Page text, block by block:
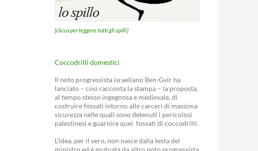
[clicca per leggere tutti gli spilli]
Coccodrilli domestici
Il noto progressista israeliano Ben-Gvir ha
lanciato – così racconta la stampa – la proposta,
al tempo stesso ingegnosa e medievale, di
costruire fossati intorno alle carceri di massima
sicurezza nelle quali sono detenuti i pericolosi
palestinesi e guarnire quei fossati di coccodrilli.
L’idea, per il vero, non nasce dalla testa del
ministro ed è mutuata da altro noto progressista,